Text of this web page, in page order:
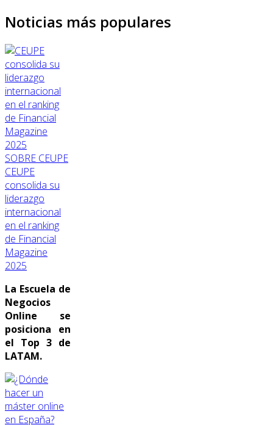
Noticias más populares
SOBRE CEUPE
CEUPE
consolida su
liderazgo
internacional
en el ranking
de Financial
Magazine
2025
La Escuela de
Negocios
Online se
posiciona en
el Top 3 de
LATAM.